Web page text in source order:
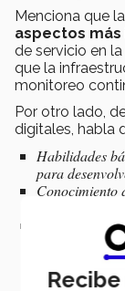
Menciona que la
aspectos
de servicio en
que la
monitoreo
Por otro lado,
digitales, habla
Habilidades
para
Conocimiento
de